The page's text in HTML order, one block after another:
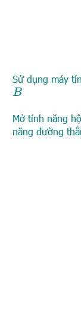
Sử dụng máy
B
Mở tính năng
năng đường